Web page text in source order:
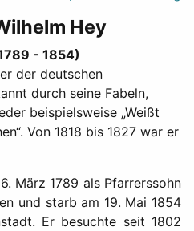
Hey
- 1854)
der deutschen
durch seine Fabeln,
beispielsweise „Weißt
Von 1818 bis 1827 war er
März 1789 als Pfarrerssohn
und starb am 19. Mai 1854
Er besuchte seit 1802